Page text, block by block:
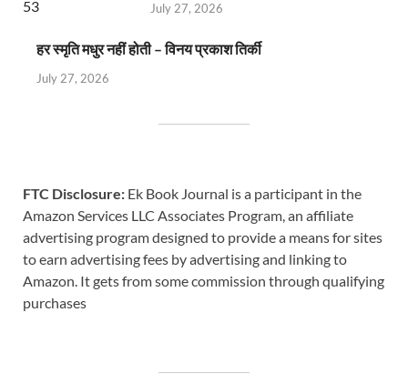
July 27, 2026
हर स्मृति मधुर नहीं होती – विनय प्रकाश तिर्की
July 27, 2026
FTC Disclosure: Ek Book Journal is a participant in the
Amazon Services LLC Associates Program, an affiliate
advertising program designed to provide a means for sites
to earn advertising fees by advertising and linking to
Amazon. It gets from some commission through qualifying
purchases